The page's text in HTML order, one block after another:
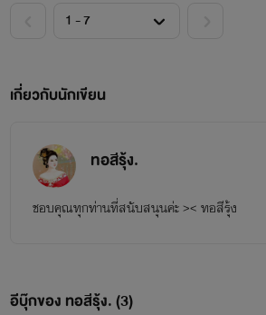
เกี่ยวกับนักเขียน
ทอสีรุ้ง.
ชอบคุณทุกท่านที่สนับสนุนค่ะ >< ทอสีรุ้ง
อีบุ๊กของ ทอสีรุ้ง. (3)